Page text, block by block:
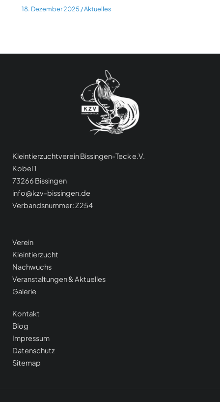
18. Dezember 2025 /Aktuelles
Kleintierzuchtverein Bissingen-Teck e.V.
Kobel 1
73266 Bissingen
info@kzv-bissingen.de
Verbandsnummer: Z254
Verein
Kleintierzucht
Nachwuchs
Veranstaltungen & Aktuelles
Galerie
Kontakt
Blog
Impressum
Datenschutz
Sitemap